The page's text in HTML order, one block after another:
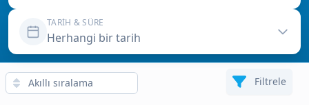
TARIH & SÜRE
Herhangi bir tarih
Filtrele